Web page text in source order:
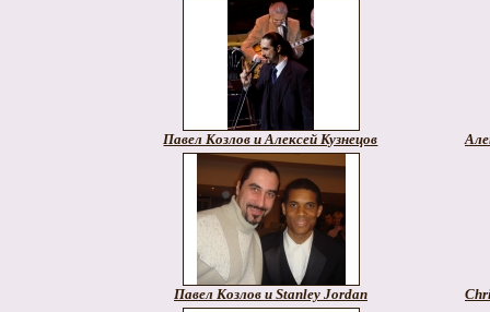
Павел Козлов и Алексей Кузнецов
Павел Козлов и Stanley Jordan